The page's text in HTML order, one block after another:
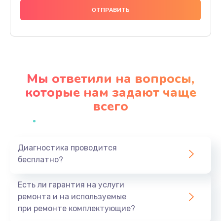
2500 руб.
Заказать
Замена микропереключателей
Замена микросхемы зарядки
Заказать
Мы ответили на вопросы,
которые нам задают чаще
всего
Диагностика проводится
бесплатно?
Есть ли гарантия на услуги
ремонта и на используемые
при ремонте комплектующие?